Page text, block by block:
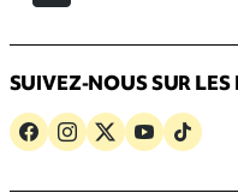
SUIVEZ-NOUS SUR LES